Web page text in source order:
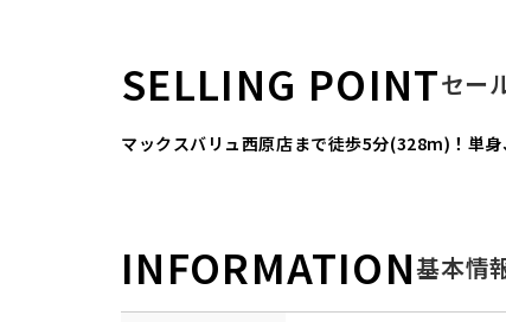
SELLING POINTセー
マックスバリュ西原店まで徒歩5分(328m)！単
INFORMATION基本情